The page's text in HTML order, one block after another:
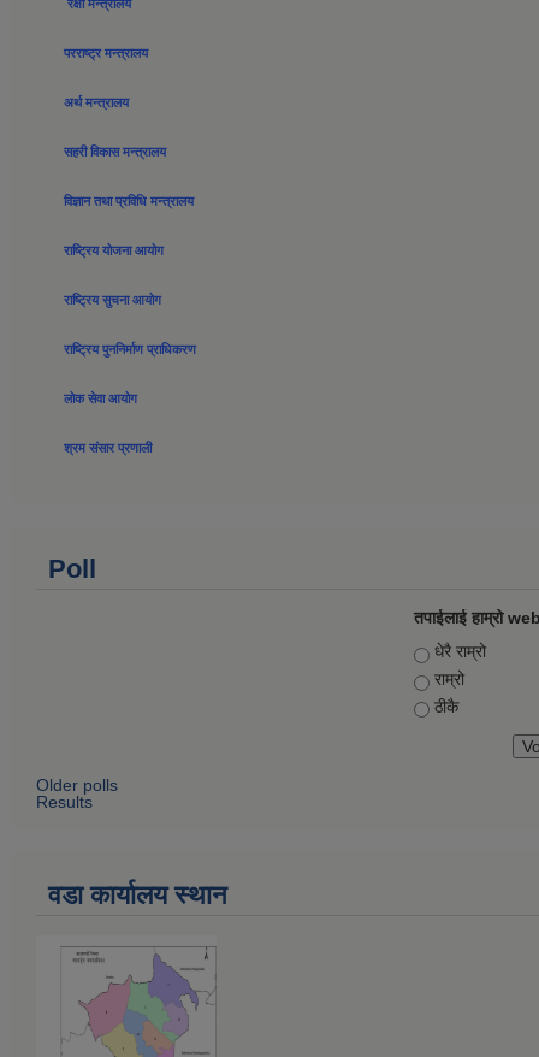
रक्षा मन्त्रालय
परराष्ट्र मन्त्रालय
अर्थ मन्त्रालय
सहरी विकास मन्त्रालय
विज्ञान तथा प्रविधि मन्त्रालय
राष्ट्रिय योजना आयोग
राष्ट्रिय सुचना आयोग
राष्ट्रिय पुननिर्माण प्राधिकरण
लोक सेवा आयोग
श्रम संसार प्रणाली
Poll
तपाईलाई हाम्रो
Choices
धेरै राम्रो
राम्रो
ठीकै
Older polls
Results
वडा कार्यालय स्थान